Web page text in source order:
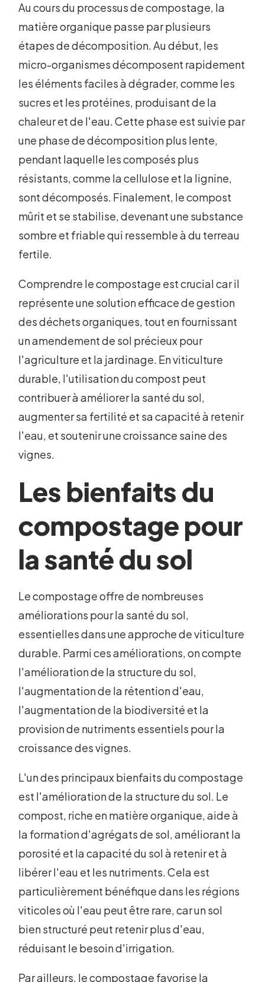
Au cours du processus de compostage, la
matière organique passe par plusieurs
étapes de décomposition. Au début, les
micro-organismes décomposent rapidement
les éléments faciles à dégrader, comme les
sucres et les protéines, produisant de la
chaleur et de l'eau. Cette phase est suivie par
une phase de décomposition plus lente,
pendant laquelle les composés plus
résistants, comme la cellulose et la lignine,
sont décomposés. Finalement, le compost
mûrit et se stabilise, devenant une substance
sombre et friable qui ressemble à du terreau
fertile.
Comprendre le compostage est crucial car il
représente une solution efficace de gestion
des déchets organiques, tout en fournissant
un amendement de sol précieux pour
l'agriculture et la jardinage. En viticulture
durable, l'utilisation du compost peut
contribuer à améliorer la santé du sol,
augmenter sa fertilité et sa capacité à retenir
l'eau, et soutenir une croissance saine des
vignes.
Les bienfaits du
compostage pour
la santé du sol
Le compostage offre de nombreuses
améliorations pour la santé du sol,
essentielles dans une approche de viticulture
durable. Parmi ces améliorations, on compte
l'amélioration de la structure du sol,
l'augmentation de la rétention d'eau,
l'augmentation de la biodiversité et la
provision de nutriments essentiels pour la
croissance des vignes.
L'un des principaux bienfaits du compostage
est l'amélioration de la structure du sol. Le
compost, riche en matière organique, aide à
la formation d'agrégats de sol, améliorant la
porosité et la capacité du sol à retenir et à
libérer l'eau et les nutriments. Cela est
particulièrement bénéfique dans les régions
viticoles où l'eau peut être rare, car un sol
bien structuré peut retenir plus d'eau,
réduisant le besoin d'irrigation.
Par ailleurs, le compostage favorise la